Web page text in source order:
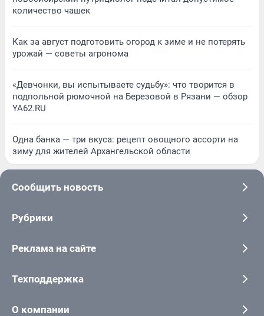
количество чашек
Как за август подготовить огород к зиме и не потерять
урожай — советы агронома
«Девчонки, вы испытываете судьбу»: что творится в
подпольной рюмочной на Березовой в Рязани — обзор
YA62.RU
Одна банка — три вкуса: рецепт овощного ассорти на
зиму для жителей Архангельской области
Сообщить новость
Рубрики
Реклама на сайте
Техподдержка
О компании